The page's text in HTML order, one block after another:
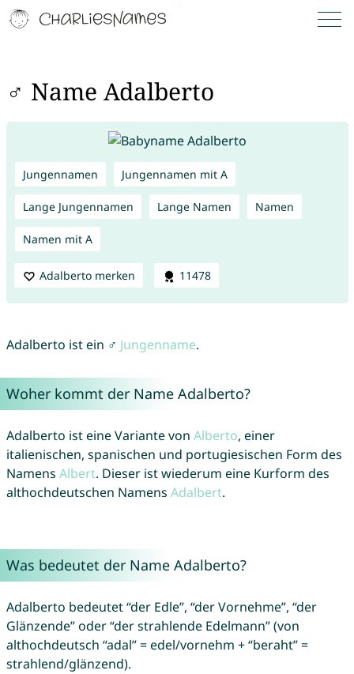
♂ Name Adalberto
Jungennamen Jungennamen mit A
Lange Jungennamen Lange Namen Namen
Namen mit A
Adalberto merken 11478
Adalberto ist ein ♂ Jungenname.
Woher kommt der Name Adalberto?
Adalberto ist eine Variante von Alberto, einer
italienischen, spanischen und portugiesischen Form des
Namens Albert. Dieser ist wiederum eine Kurform des
althochdeutschen Namens Adalbert.
Was bedeutet der Name Adalberto?
Adalberto bedeutet “der Edle”, “der Vornehme”, “der
Glänzende” oder “der strahlende Edelmann” (von
althochdeutsch “adal” = edel/vornehm + “beraht” =
strahlend/glänzend).